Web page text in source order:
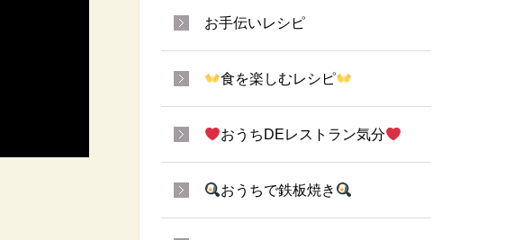
お手伝いレシピ
食を楽しむレシピ
おうちDEレストラン気分
おうちで鉄板焼き